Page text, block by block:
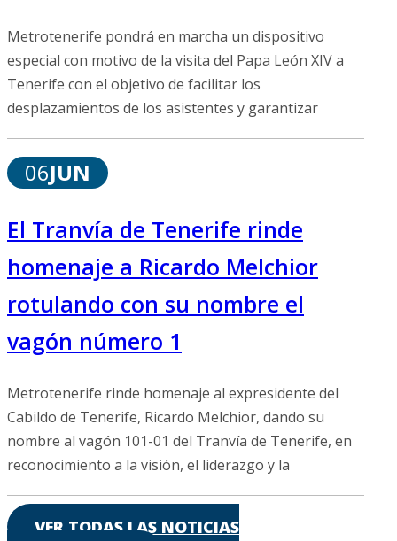
Metrotenerife pondrá en marcha un dispositivo
especial con motivo de la visita del Papa León XIV a
Tenerife con el objetivo de facilitar los
desplazamientos de los asistentes y garantizar
06JUN
El Tranvía de Tenerife rinde
homenaje a Ricardo Melchior
rotulando con su nombre el
vagón número 1
Metrotenerife rinde homenaje al expresidente del
Cabildo de Tenerife, Ricardo Melchior, dando su
nombre al vagón 101-01 del Tranvía de Tenerife, en
reconocimiento a la visión, el liderazgo y la
VER TODAS LAS NOTICIAS